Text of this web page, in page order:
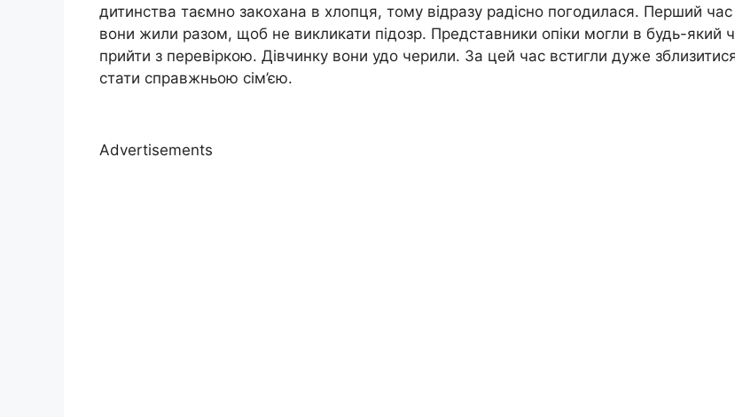
дитинства таємно закохана в хлопця, тому відразу радісно погодилася. Перший час
вони жили разом, щоб не викликати підозр. Представники опіки могли в будь-який
прийти з перевіркою. Дівчинку вони удо черили. За цей час встигли дуже зблизитися
стати справжньою сім’єю.
Advertisements